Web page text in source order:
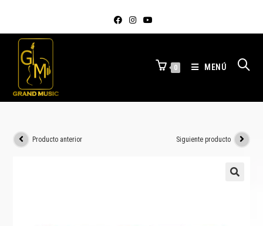
0 MENÚ
Producto anterior Siguiente producto